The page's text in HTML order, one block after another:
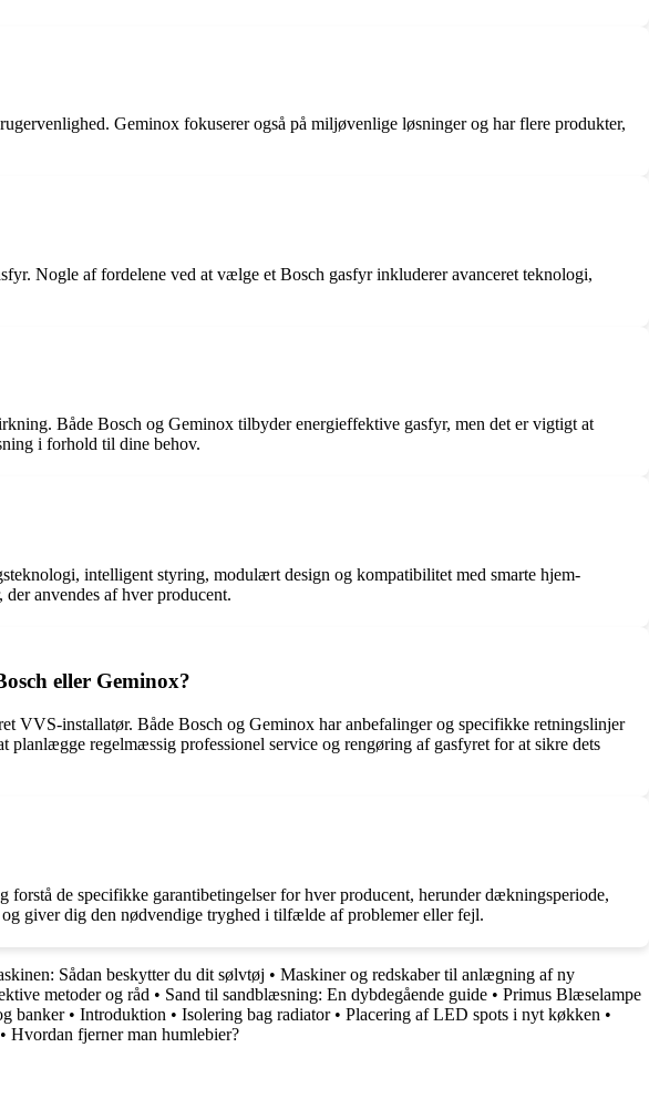
Geminox fokuserer også på miljøvenlige løsninger og har flere produkter,
Nogle af fordelene ved at vælge et Bosch gasfyr inkluderer avanceret teknologi,
Både Bosch og Geminox tilbyder energieffektive gasfyr, men det er vigtigt at
i forhold til dine behov.
intelligent styring, modulært design og kompatibilitet med smarte hjem-
anvendes af hver producent.
eller Geminox?
VVS-installatør. Både Bosch og Geminox har anbefalinger og specifikke retningslinjer
regelmæssig professionel service og rengøring af gasfyret for at sikre dets
de specifikke garantibetingelser for hver producent, herunder dækningsperiode,
giver dig den nødvendige tryghed i tilfælde af problemer eller fejl.
Sådan beskytter du dit sølvtøj • Maskiner og redskaber til anlægning af ny
metoder og råd • Sand til sandblæsning: En dybdegående guide • Primus Blæselampe
banker• Introduktion • Isolering bag radiator• Placering af LED spots i nyt køkken •
• Hvordan fjerner man humlebier?